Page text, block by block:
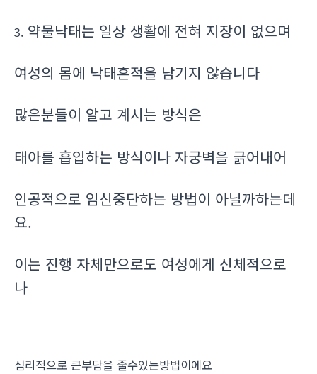
3. 약물낙태는 일상 생활에 전혀 지장이 없으며
여성의 몸에 낙태흔적을 남기지 않습니다
많은분들이 알고 계시는 방식은
태아를 흡입하는 방식이나 자궁벽을 긁어내어
인공적으로 임신중단하는 방법이 아닐까하는데
요.
이는 진행 자체만으로도 여성에게 신체적으로
나
심리적으로 큰부담을 줄수있는방법이에요